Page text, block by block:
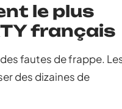
le plus
français
fautes de frappe.
des dizaines de